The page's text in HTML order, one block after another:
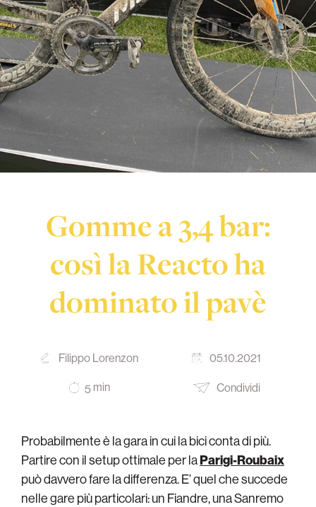
Gomme a 3,4 bar:
così la Reacto ha
dominato il pavè
Filippo Lorenzon 05.10.2021
5 min Condividi
Probabilmente è la gara in cui la bici conta di più.
Partire con il setup ottimale per laParigi-Roubaix
può davvero fare la differenza. E’ quel che succede
nelle gare più particolari: un Fiandre, una Sanremo